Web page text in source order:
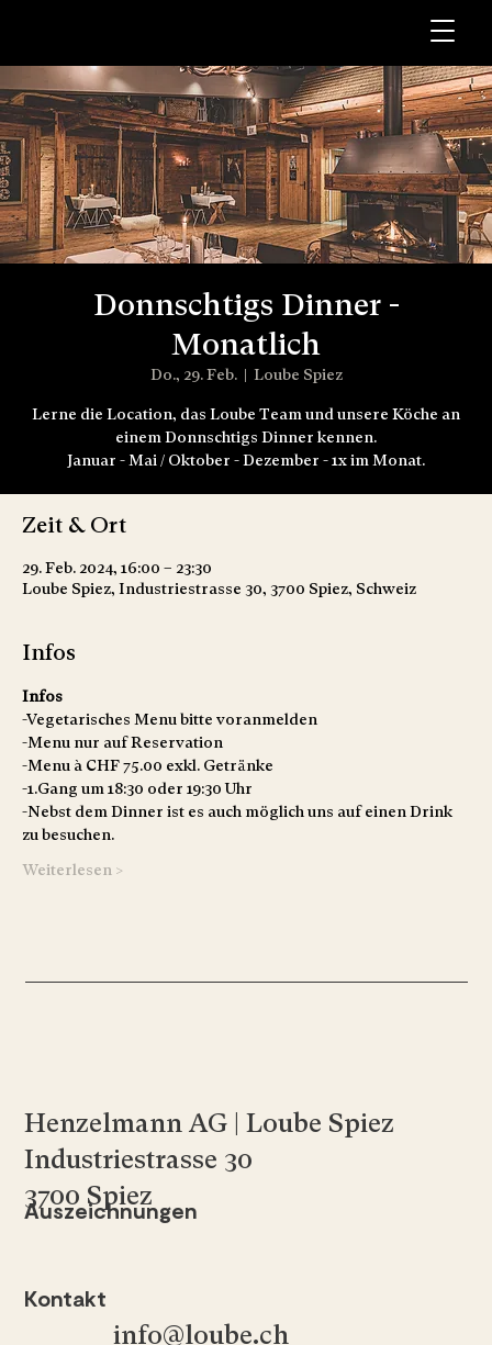
Donnschtigs Dinner -
Monatlich
Do., 29. Feb.
  |
Loube Spiez
Lerne die Location, das Loube Team und unsere Köche an
einem Donnschtigs Dinner kennen.
Januar - Mai / Oktober - Dezember - 1x im Monat.
Zeit & Ort
29. Feb. 2024, 16:00 – 23:30
Loube Spiez, Industriestrasse 30, 3700 Spiez, Schweiz
Infos
Infos
-Vegetarisches Menu bitte voranmelden
-Menu nur auf Reservation
-Menu à CHF 75.00 exkl. Getränke
-1.Gang um 18:30 oder 19:30 Uhr
-Nebst dem Dinner ist es auch möglich uns auf einen Drink
zu besuchen.
Weiterlesen >
info@loube.ch
Kontakt
Auszeichnungen
Henzelmann AG | Loube Spiez
Industriestrasse 30
3700 Spiez